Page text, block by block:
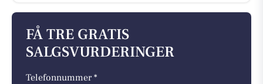
FÅ TRE GRATIS
SALGSVURDERINGER
Telefonnummer *